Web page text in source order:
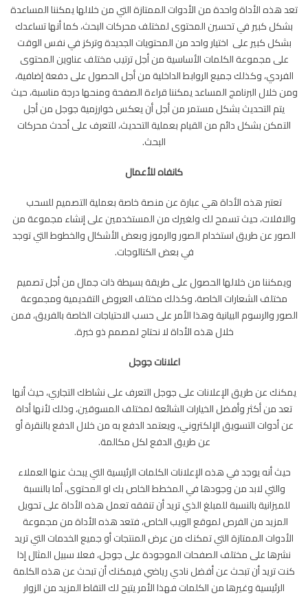
تعد هذه الأداة واحدة من الأدوات الممتازة التي من خلالها يمكننا المساعدة
بشكل كبير في تحسين المحتوى لمختلف محركات البحث، كما أنها تساعدك
بشكل كبير على اختيار واحد من المحتويات الجديدة وتركز في نفس الوقت
على مجموعة الكلمات الأساسية من أجل ترتيب مختلف عناوين المحتوى
الفردي، وكذلك جميع الروابط الداخلية من أجل الحصول على دفعة إضافية،
ومن خلال البرنامج المساعد يمكننا قراءة الصفحة ومنحها درجة مناسبة، حيث
يتم التحديث بشكل مستمر من أجل أن يعكس خوارزمية جوجل من أجل
التمكن بشكل دائم من القيام بعملية التحديث، للتعرف على أحدث محركات
البحث.
كانفاه للأعمال
تعتبر هذه الأداة هي عبارة عن منصة خاصة بعملية التصميم للسحب
والافلات، حيث تسمح لك ولغيرك من المستخدمين على إنشاء مجموعة من
الصور عن طريق استخدام الصور والرموز وبعض الأشكال والخطوط التي توجد
في بعض الكتالوجات.
ويمكننا من خلالها الحصول على طريقة بسيطة ذات جمال من أجل تصميم
مختلف الشعارات الخاصة، وكذلك مختلف العروض التقديمية ومجموعة
الصور والرسوم البيانية وهذا الأمر على حسب الاحتياجات الخاصة بالفريق، فمن
خلال هذه الأداة لا نحتاج لمصمم ذو خبرة.
اعلانات جوجل
يمكنك عن طريق الإعلانات على جوجل التعرف على نشاطك التجاري، حيث أنها
تعد من أكثر وأفضل الخيارات الشائعة لمختلف المسوقين، وذلك لأنها أداة
عن أدوات التسويق الإلكتروني، ويعتمد الدفع به من خلال الدفع بالنقرة أو
عن طريق الدفع لكل مكالمة.
حيث أنه يوجد في هذه الإعلانات الكلمات الرئيسية التي يبحث عنها العملاء
والتي لابد من وجودها في المخطط الخاص بك او المحتوى، أما بالنسبة
للميزانية بالنسبة للمبلغ الذي تريد أن تنفقه تعمل هذه الأداة على تحويل
المزيد من الفرص لموقع الويب الخاص، فتعد هذه الأداة من مجموعة
الأدوات الممتازة التي تمكنك من عرض المنتجات أو جميع الخدمات التي تريد
نشرها على مختلف الصفحات الموجودة على جوجل، فعلا سبيل المثال إذا
كنت تريد أن تبحث عن أفضل نادي رياضي فيمكنك أن تبحث عن هذه الكلمة
الرئيسية وغيرها من الكلمات فهذا الأمر يتيح لك التقاط المزيد من الزوار